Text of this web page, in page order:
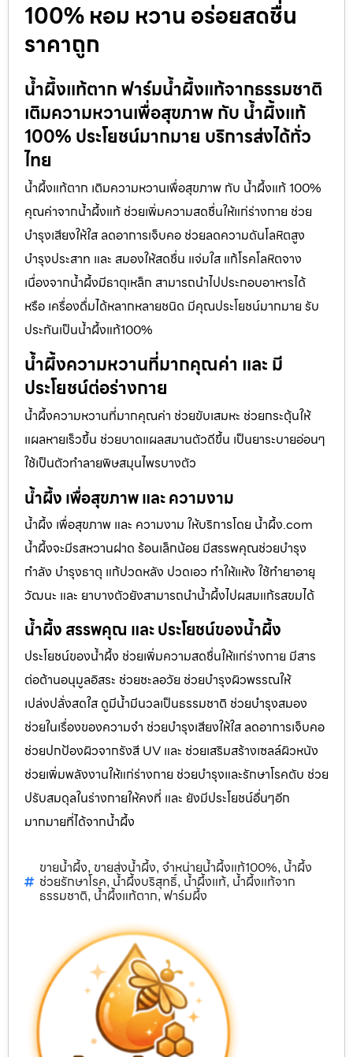
100% หอม หวาน อร่อยสดชื่น
ราคาถูก
น้ำผึ้งแท้ตาก ฟาร์มน้ำผึ้งแท้จากธรรมชาติ
เติมความหวานเพื่อสุขภาพ กับ น้ำผึ้งแท้
100% ประโยชน์มากมาย บริการส่งได้ทั่ว
ไทย
น้ำผึ้งแท้ตาก เติมความหวานเพื่อสุขภาพ กับ น้ำผึ้งแท้ 100%
คุณค่าจากน้ำผึ้งแท้ ช่วยเพิ่มความสดชื่นให้แก่ร่างกาย ช่วย
บำรุงเสียงให้ใส ลดอาการเจ็บคอ ช่วยลดความดันโลหิตสูง
บำรุงประสาท และ สมองให้สดชื่น แจ่มใส แก้โรคโลหิตจาง
เนื่องจากน้ำผึ้งมีธาตุเหล็ก สามารถนำไปประกอบอาหารได้
หรือ เครื่องดื่มได้หลากหลายชนิด มีคุณประโยชน์มากมาย รับ
ประกันเป็นน้ำผึ้งแท้100%
น้ำผึ้งความหวานที่มากคุณค่า และ มี
ประโยชน์ต่อร่างกาย
น้ำผึ้งความหวานที่มากคุณค่า ช่วยขับเสมหะ ช่วยกระตุ้นให้
แผลหายเร็วขึ้น ช่วยบาดแผลสมานตัวดีขึ้น เป็นยาระบายอ่อนๆ
ใช้เป็นตัวทำลายพิษสมุนไพรบางตัว
น้ำผึ้ง เพื่อสุขภาพ และ ความงาม
น้ำผึ้ง เพื่อสุขภาพ และ ความงาม ให้บริการโดย น้ำผึ้ง.com
น้ำผึ้งจะมีรสหวานฝาด ร้อนเล็กน้อย มีสรรพคุณช่วยบำรุง
กำลัง บำรุงธาตุ แก้ปวดหลัง ปวดเอว ทำให้แห้ง ใช้ทำยาอายุ
วัฒนะ และ ยาบางตัวยังสามารถนำน้ำผึ้งไปผสมแก้รสขมได้
น้ำผึ้ง สรรพคุณ และ ประโยชน์ของน้ำผึ้ง
ประโยชน์ของน้ำผึ้ง ช่วยเพิ่มความสดชื่นให้แก่ร่างกาย มีสาร
ต่อต้านอนุมูลอิสระ ช่วยชะลอวัย ช่วยบำรุงผิวพรรณให้
เปล่งปลั่งสดใส ดูมีน้ำมีนวลเป็นธรรมชาติ ช่วยบำรุงสมอง
ช่วยในเรื่องของความจำ ช่วยบำรุงเสียงให้ใส ลดอาการเจ็บคอ
ช่วยปกป้องผิวจากรังสี UV และ ช่วยเสริมสร้างเซลล์ผิวหนัง
ช่วยเพิ่มพลังงานให้แก่ร่างกาย ช่วยบำรุงและรักษาโรคตับ ช่วย
ปรับสมดุลในร่างกายให้คงที่ และ ยังมีประโยชน์อื่นๆอีก
มากมายที่ได้จากน้ำผึ้ง
ขายน้ำผึ้ง, ขายส่งน้ำผึ้ง, จำหน่ายน้ำผึ้งแท้100%, น้ำผึ้ง
ช่วยรักษาโรค, น้ำผึ้งบริสุทธิ์, น้ำผึ้งแท้, น้ำผึ้งแท้จาก
ธรรมชาติ, น้ำผึ้งแท้ตาก,ฟาร์มผึ้ง